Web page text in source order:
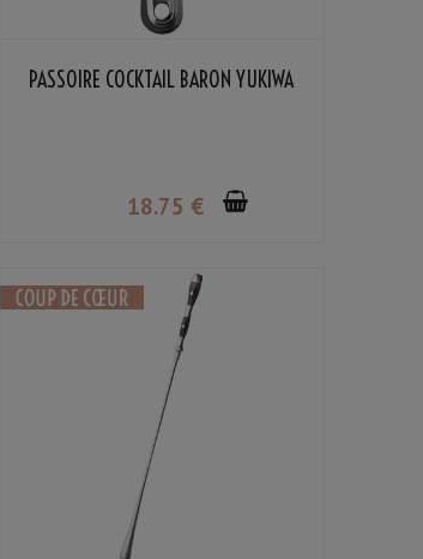
PASSOIRE COCKTAIL BARON YUKIWA
18.75 €